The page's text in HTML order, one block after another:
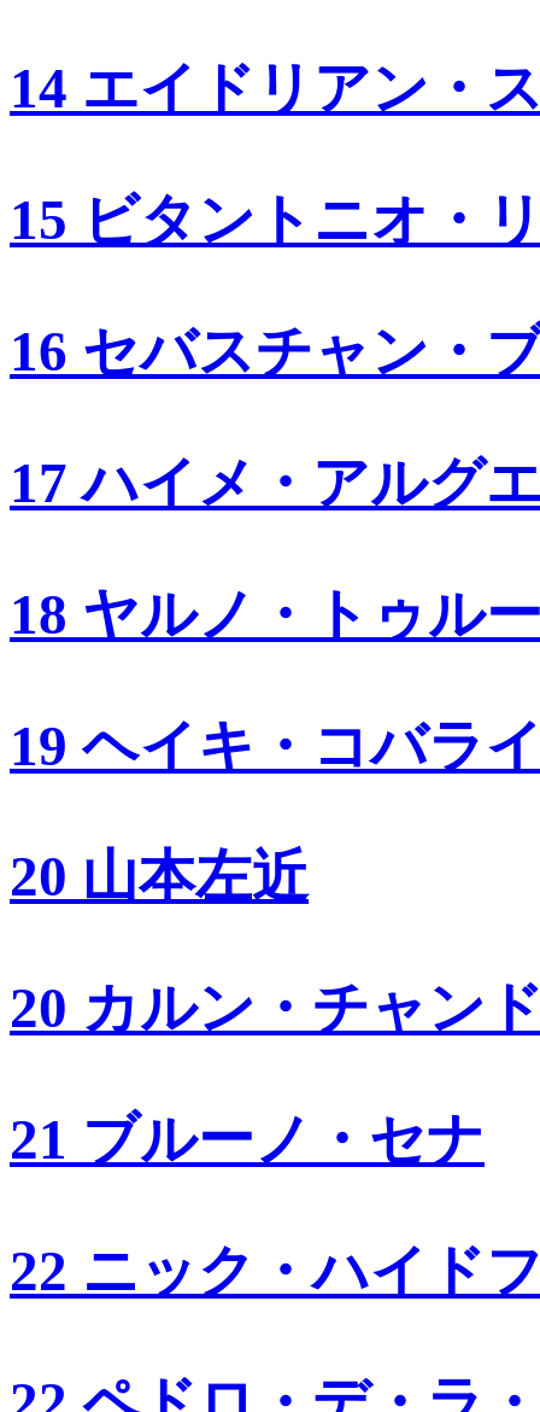
14 エイドリアン・
15 ビタントニオ・
16 セバスチャン・
17 ハイメ・アルグ
18 ヤルノ・トゥル
19 ヘイキ・コバラ
20 山本左近
20 カルン・チャン
21 ブルーノ・セナ
22 ニック・ハイド